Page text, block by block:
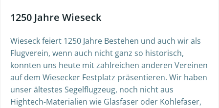
1250 Jahre Wieseck
Wieseck feiert 1250 Jahre Bestehen und auch wir als
Flugverein, wenn auch nicht ganz so historisch,
konnten uns heute mit zahlreichen anderen Vereinen
auf dem Wiesecker Festplatz präsentieren. Wir haben
unser ältestes Segelflugzeug, noch nicht aus
Hightech-Materialien wie Glasfaser oder Kohlefaser,